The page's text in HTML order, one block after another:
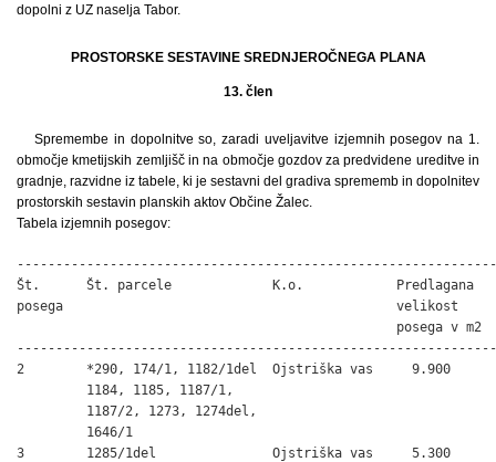
dopolni z UZ naselja Tabor.
PROSTORSKE SESTAVINE SREDNJEROČNEGA PLANA
13. člen
Spremembe in dopolnitve so, zaradi uveljavitve izjemnih posegov na 1.
območje kmetijskih zemljišč in na območje gozdov za predvidene ureditve in
gradnje, razvidne iz tabele, ki je sestavni del gradiva sprememb in dopolnitev
prostorskih sestavin planskih aktov Občine Žalec.
Tabela izjemnih posegov:
Št.      Št. parcele             K.o.            Predlagana
posega                                           velikost
                                                 posega v m2
2        *290, 174/1, 1182/1del  Ojstriška vas     9.900
1184, 1185, 1187/1,
1187/2, 1273, 1274del,
         1646/1
3        1285/1del               Ojstriška vas     5.300